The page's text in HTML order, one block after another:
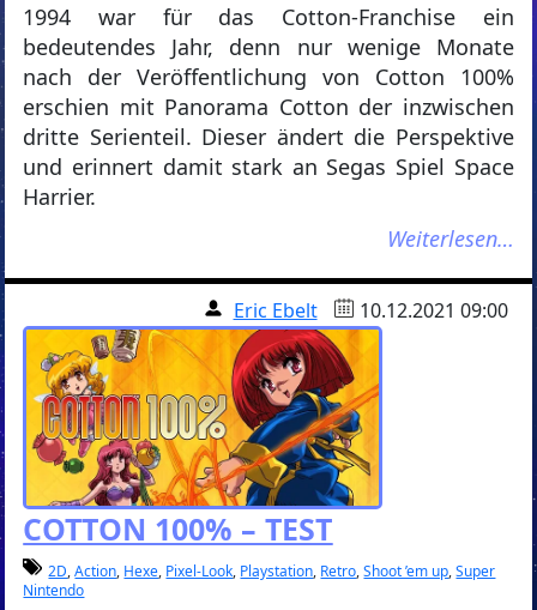
1994 war für das Cotton-Franchise ein
bedeutendes Jahr, denn nur wenige Monate
nach der Veröffentlichung von Cotton 100%
erschien mit Panorama Cotton der inzwischen
dritte Serienteil. Dieser ändert die Perspektive
und erinnert damit stark an Segas Spiel Space
Harrier.
Weiterlesen…
Eric Ebelt 10.12.2021 09:00
COTTON 100% – TEST
2D,Action, Hexe, Pixel-Look, Playstation, Retro,Shoot ’em up,Super
Nintendo